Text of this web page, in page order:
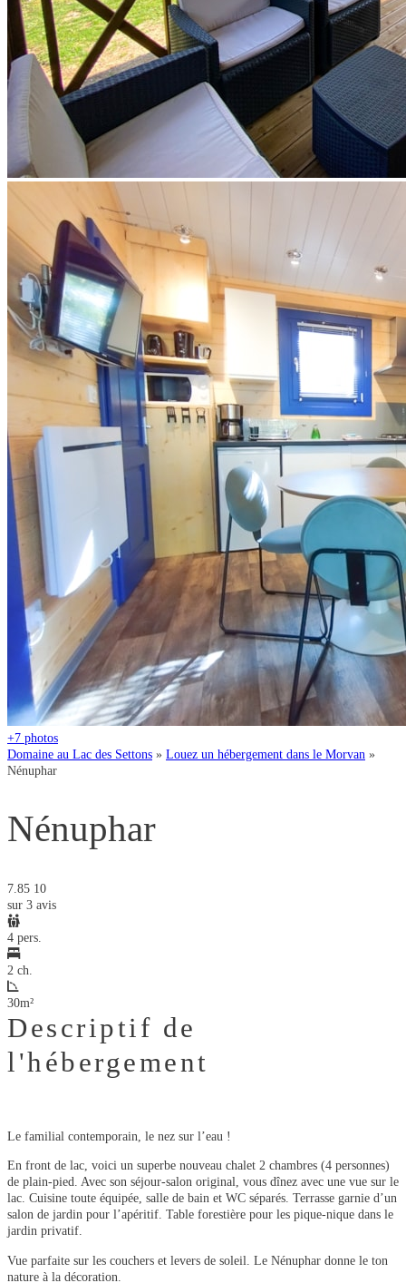
+7 photos
Domaine au Lac des Settons » Louez un hébergement dans le Morvan »
Nénuphar
Nénuphar
7.85 10
sur 3 avis
4 pers.
2 ch.
30m²
Descriptif de
l'hébergement
Le familial contemporain, le nez sur l’eau !
En front de lac, voici un superbe nouveau chalet 2 chambres (4 personnes)
de plain-pied. Avec son séjour-salon original, vous dînez avec une vue sur le
lac. Cuisine toute équipée, salle de bain et WC séparés. Terrasse garnie d’un
salon de jardin pour l’apéritif. Table forestière pour les pique-nique dans le
jardin privatif.
Vue parfaite sur les couchers et levers de soleil. Le Nénuphar donne le ton
nature à la décoration.